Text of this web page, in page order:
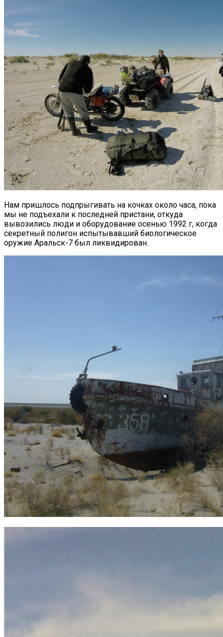
Нам пришлось подпрыгивать на кочках около часа, пока
мы не подъехали к последней пристани, откуда
вывозились люди и оборудование осенью 1992 г, когда
секретный полигон испытывавший биологическое
оружие Аральск-7 был ликвидирован.